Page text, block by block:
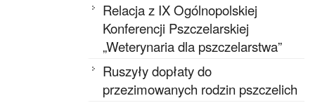
Relacja z IX Ogólnopolskiej
Konferencji Pszczelarskiej
„Weterynaria dla pszczelarstwa”
Ruszyły dopłaty do
przezimowanych rodzin pszczelich